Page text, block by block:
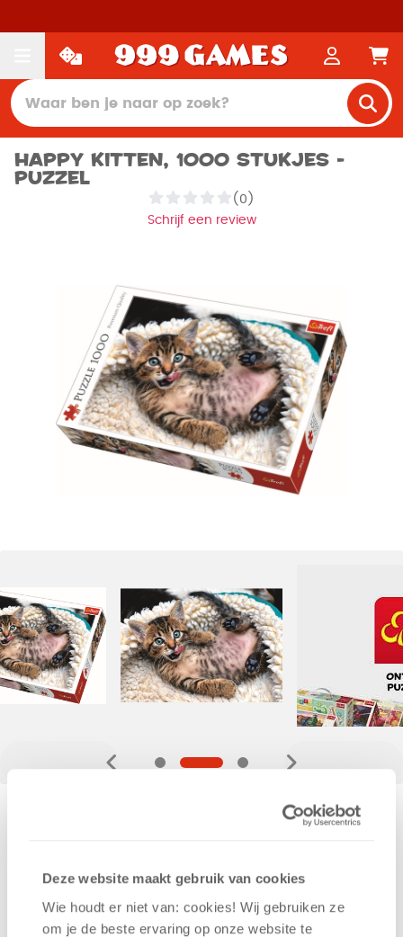
Deze website maakt gebruik van cookies
Wie houdt er niet van: cookies! Wij gebruiken ze
om je de beste ervaring op onze website te
Happy kitten, 1000 stukjes -
Puzzel
(0)
Schrijf een review
ONTVANG 70 OVERWINNINGSPUNTEN